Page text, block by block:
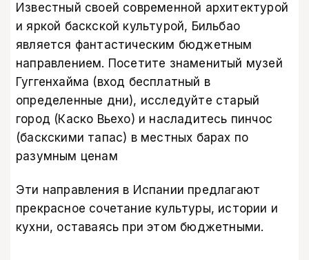
Известный своей современной архитектурой
и яркой баскской культурой, Бильбао
является фантастическим бюджетным
направлением. Посетите знаменитый музей
Гуггенхайма (вход бесплатный в
определенные дни), исследуйте старый
город (Каско Вьехо) и насладитесь пинчос
(баскскими тапас) в местных барах по
разумным ценам
Эти направления в Испании предлагают
прекрасное сочетание культуры, истории и
кухни, оставаясь при этом бюджетными.